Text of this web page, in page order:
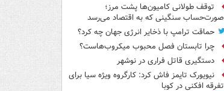
توقف طولانی کامیون‌ها پشت مرز؛
صورت‌حساب سنگینی که به اقتصاد می‌رسد
حماقت ترامپ با ذخایر انرژی جهان چه کرد؟
چرا تابستان فصل محبوب میکروب‌هاست؟
دستگیری قاتل فراری در نوشهر
نیویورک تایمز فاش کرد: کارگروه ویژه سیا برای
تفرقه افکنی در کوبا